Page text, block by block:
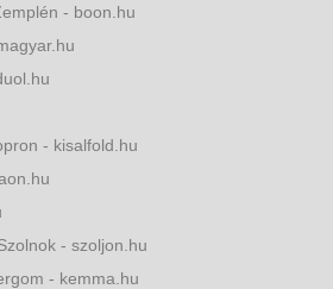
- boon.hu
- kisalfold.hu
- szoljon.hu
- kemma.hu